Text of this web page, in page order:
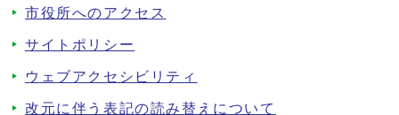
市役所へのアクセス
サイトポリシー
ウェブアクセシビリティ
改元に伴う表記の読み替えについて